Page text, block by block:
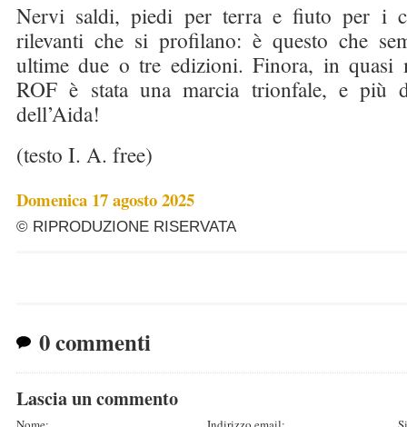
Nervi saldi, piedi per terra e fiuto per i
rilevanti che si profilano: è questo che
ultime due o tre edizioni. Finora, in quasi
ROF è stata una marcia trionfale, e più
dell’Aida!
(testo I. A. free)
Domenica 17 agosto 2025
© RIPRODUZIONE RISERVATA
0 commenti
Lascia un commento